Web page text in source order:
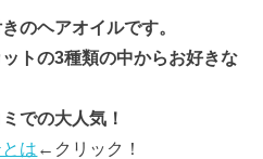
のヘアオイルです。
トの3種類の中からお好きな
での大人気！
は ←クリック！